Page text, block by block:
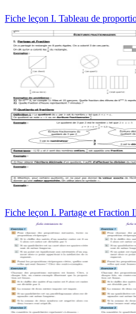
Fiche leçon I. Tableau de
Fiche leçon I. Partage et Fraction